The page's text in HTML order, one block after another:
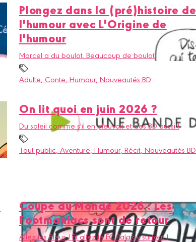
Plongez dans la (pré)histoire de
l'humour avec L'Origine de
l'humour
Marcel a du boulot. Beaucoup de boulot.
Adulte, Conte, Humour, Nouveautés BD
On lit quoi en juin 2026 ?
Du soleil comme s'il en pleuvait et des BD aussi !
Tout public, Aventure, Humour, Récit, Nouveautés BD
Coupe du Monde 2026 : Les
Footmaniacs sont de retour
Allez les Bleus ! Et allez le FC Palajoy surtout !